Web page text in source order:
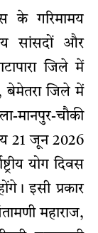
के गरिमामय
सांसदों और
जिले में
बेमेतरा जिले में
मानपुर-चौकी
21 जून 2026
योग दिवस
इसी प्रकार
महाराज,